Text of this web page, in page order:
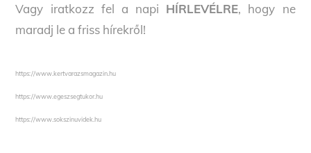
Vagy iratkozz fel a napi HÍRLEVÉLRE, hogy ne
maradj le a friss hírekről!
https://www.kertvarazsmagazin.hu
https://www.egeszsegtukor.hu
https://www.sokszinuvidek.hu